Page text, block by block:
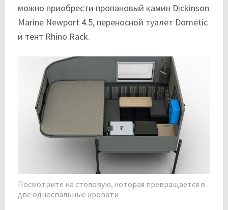
можно приобрести пропановый камин Dickinson
Marine Newport 4.5, переносной туалет Dometic
и тент Rhino Rack.
Посмотрите на столовую, которая превращается в
две односпальные кровати